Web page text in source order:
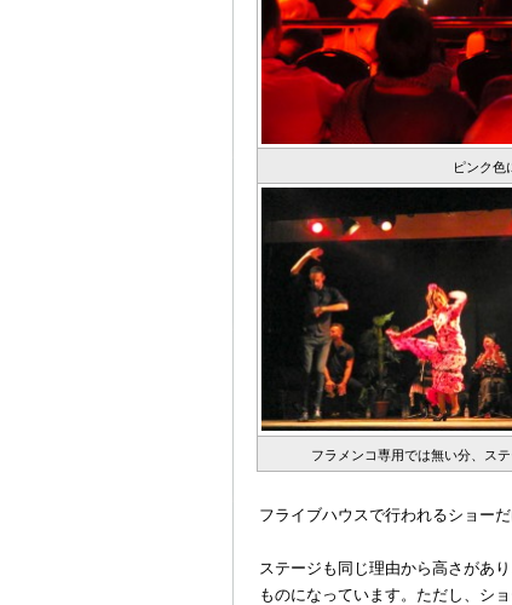
ピンク色
フラメンコ専用では無い分、ス
フライブハウスで行われるショー
ステージも同じ理由から高さがあ
ものになっています。ただし、シ